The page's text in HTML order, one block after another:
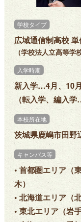
学校タイプ
広域通信制高校
（学校法人立高等学
入学時期
新入学…4月、10月
（転入学、編入
本校所在地
茨城県鹿嶋市田野
キャンパス等
• 首都圏エリア（
木）
• 北海道エリア（
• 東北エリア（岩